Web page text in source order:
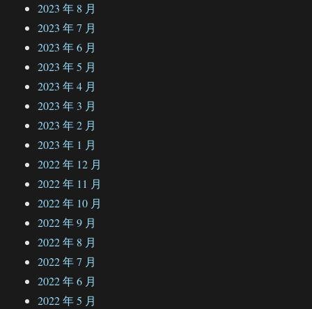
2023 年 8 月
2023 年 7 月
2023 年 6 月
2023 年 5 月
2023 年 4 月
2023 年 3 月
2023 年 2 月
2023 年 1 月
2022 年 12 月
2022 年 11 月
2022 年 10 月
2022 年 9 月
2022 年 8 月
2022 年 7 月
2022 年 6 月
2022 年 5 月